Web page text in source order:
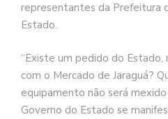
representantes da Prefeitura
Estado.
“Existe um pedido do
com o Mercado de Jaraguá?
equipamento não será
Governo do Estado se